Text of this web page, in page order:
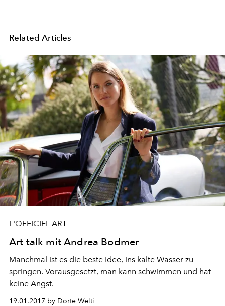
Related Articles
L'OFFICIEL ART
Art talk mit Andrea Bodmer
Manchmal ist es die beste Idee, ins kalte Wasser zu
springen. Vorausgesetzt, man kann schwimmen und hat
keine Angst.
19.01.2017 by Dörte Welti